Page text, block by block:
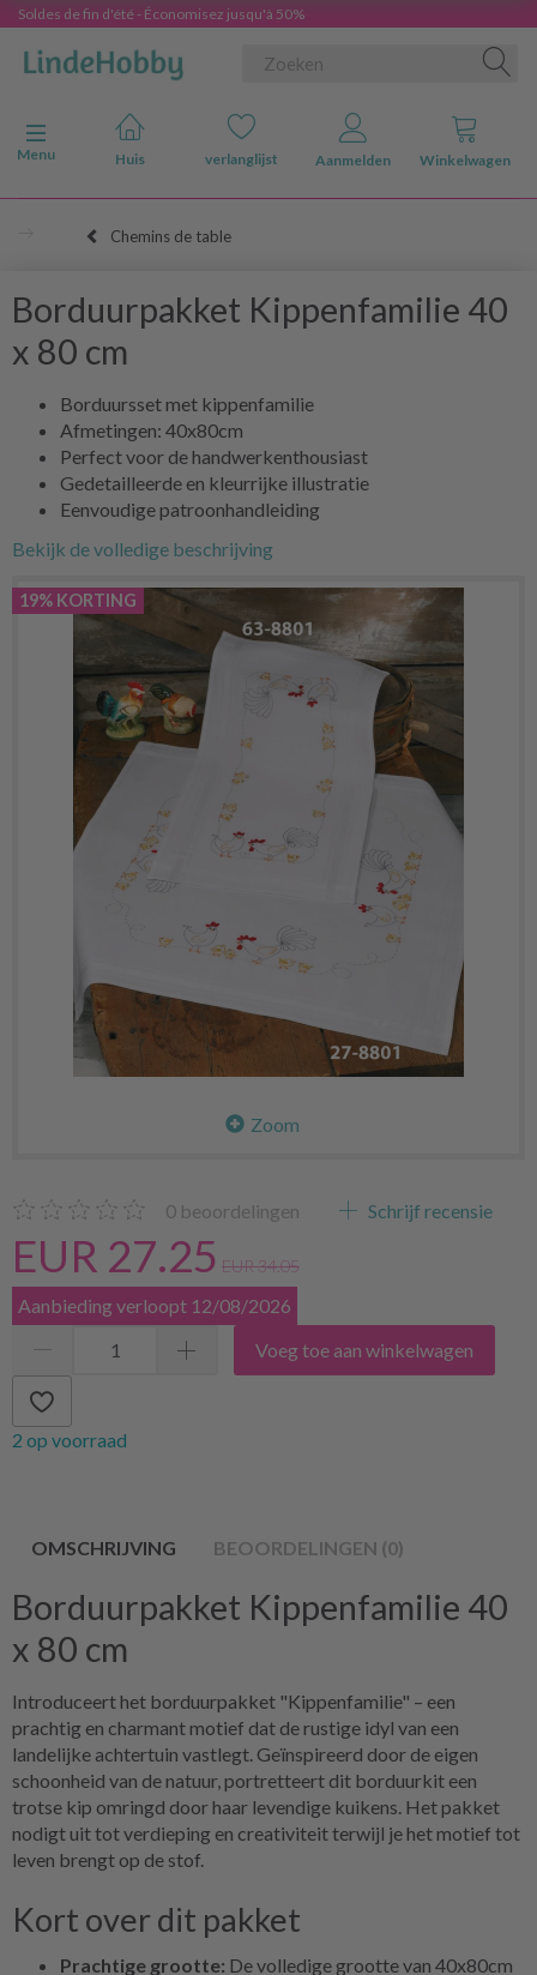
Soldes de fin d'été - Économisez jusqu'à 50%
Navigatie in-/uitschakelen
Menu
Huis verlanglijst Aanmelden Winkelwagen
Chemins de table
Borduurpakket Kippenfamilie 40
x 80 cm
Borduursset met kippenfamilie
Afmetingen: 40x80cm
Perfect voor de handwerkenthousiast
Gedetailleerde en kleurrijke illustratie
Eenvoudige patroonhandleiding
Bekijk de volledige beschrijving
19% KORTING
Zoom
0 beoordelingen Schrijf recensie
EUR 27.25 EUR 34.05
Aanbieding verloopt 12/08/2026
Voeg toe aan winkelwagen
2 op voorraad
OMSCHRIJVING BEOORDELINGEN (0)
Borduurpakket Kippenfamilie 40
x 80 cm
Introduceert het borduurpakket "Kippenfamilie" – een
prachtig en charmant motief dat de rustige idyl van een
landelijke achtertuin vastlegt. Geïnspireerd door de eigen
schoonheid van de natuur, portretteert dit borduurkit een
trotse kip omringd door haar levendige kuikens. Het pakket
nodigt uit tot verdieping en creativiteit terwijl je het motief tot
leven brengt op de stof.
Kort over dit pakket
Prachtige grootte: De volledige grootte van 40x80cm